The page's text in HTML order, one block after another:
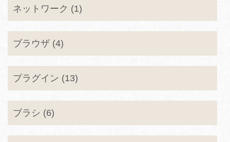
ネットワーク (1)
ブラウザ (4)
プラグイン (13)
ブラシ (6)